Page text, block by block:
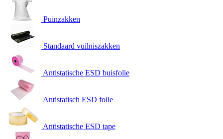
Puinzakken
Standaard vuilniszakken
Antistatische ESD buisfolie
Antistatisch ESD folie
Antistatische ESD tape